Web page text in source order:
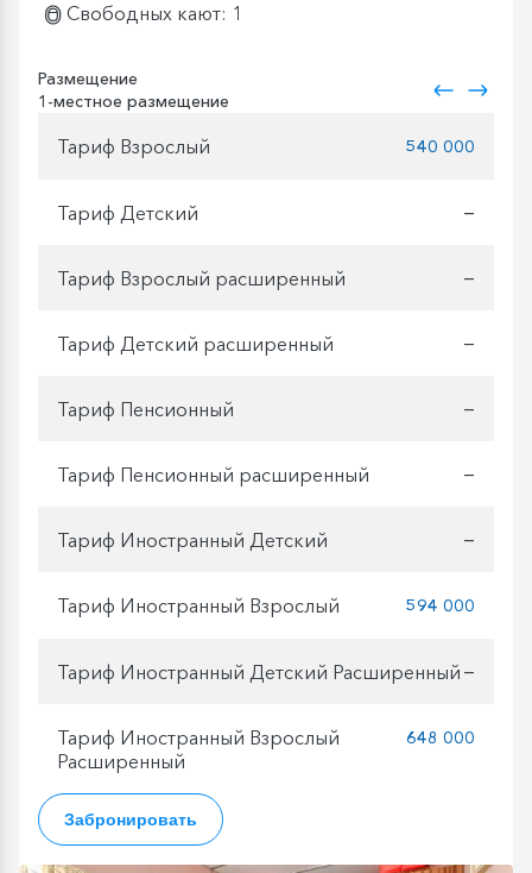
Свободных кают: 1
Размещение
1-местное размещение
Тариф Взрослый 540 000
Тариф Детский —
Тариф Взрослый расширенный —
Тариф Детский расширенный —
Тариф Пенсионный —
Тариф Пенсионный расширенный —
Тариф Иностранный Детский —
Тариф Иностранный Взрослый 594 000
Тариф Иностранный Детский Расширенный —
Тариф Иностранный Взрослый
Расширенный
648 000
Забронировать